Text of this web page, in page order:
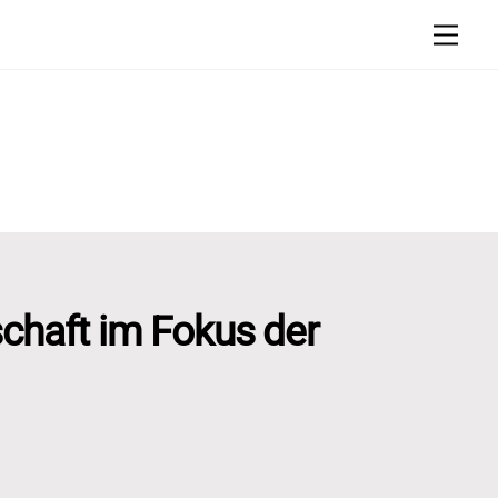
im Fokus der